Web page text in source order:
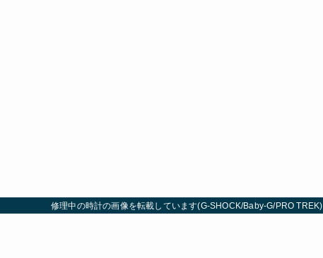
修理中の時計の画像を転載しています(G-SHOCK/Baby-G/PRO TREK)